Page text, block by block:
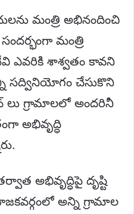
మంత్రి అభినందించి
మంత్రి
ఎవరికి శాశ్వతం కావని
సద్వినియోగం చేసుకొని
లు గ్రామాలలో అందరినీ
అభివృద్ధి
అభివృద్ధిపై దృష్టి
అన్ని గ్రామాల